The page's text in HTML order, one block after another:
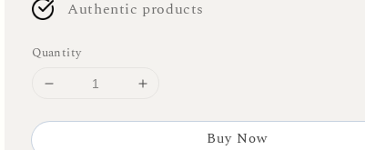
Authentic products
Quantity
Buy Now